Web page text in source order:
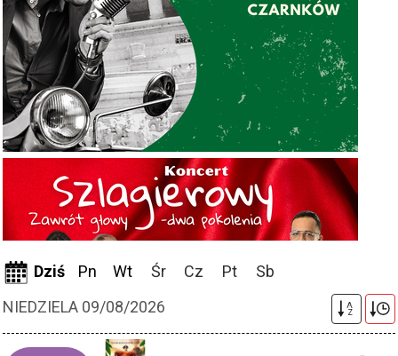
Dziś Pn Wt Śr Cz Pt
Sb
NIEDZIELA 09/08/2026
A
Z